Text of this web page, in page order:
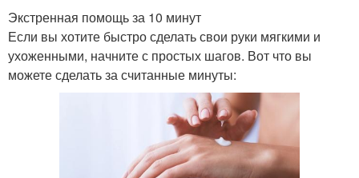
Экстренная помощь за 10 минут
Если вы хотите быстро сделать свои руки мягкими и
ухоженными, начните с простых шагов. Вот что вы
можете сделать за считанные минуты: